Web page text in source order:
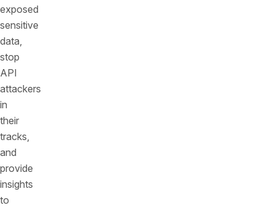
exposed
sensitive
data,
stop
API
attackers
in
their
tracks,
and
provide
insights
to